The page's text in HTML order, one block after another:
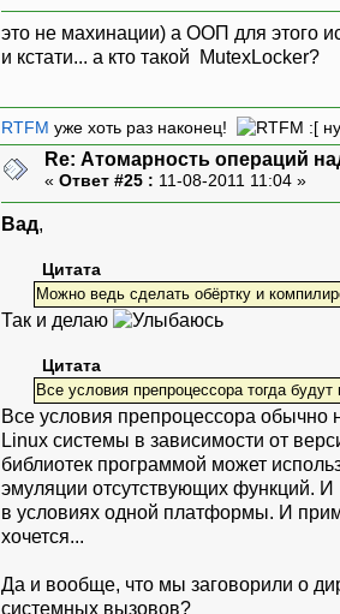
это не махинации) а ООП для этого
и кстати... а кто такой MutexLocker?
RTFM уже хоть раз наконец! :[
Re: Атомарность операций
« Ответ #25 : 11-08-2011 11:04 »
Вад,
Цитата
Можно ведь сделать обёртку и
Так и делаю
Цитата
Все условия препроцессора тогда
Все условия препроцессора обычно
Linux системы в зависимости от
библиотек программой может
эмуляции отсутствующих функций. И
в условиях одной платформы. И
хочется...
Да и вообще, что мы заговорили о
системных вызовов?